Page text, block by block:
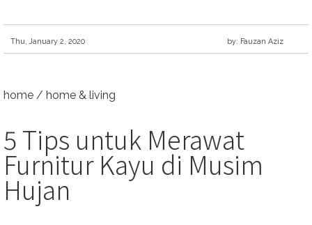
Thu, January 2, 2020 by: Fauzan Aziz
home / home & living
5 Tips untuk Merawat
Furnitur Kayu di Musim
Hujan